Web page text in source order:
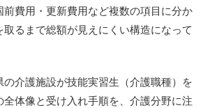
前費用・更新費用など複数の項目に分か
るまで総額が見えにくい構造になって
の介護施設が技能実習生（介護職種）を
全体像と受け入れ手順を、介護分野に注